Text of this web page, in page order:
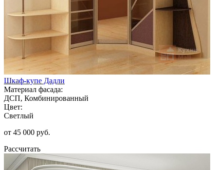
Шкаф-купе Дадли
Материал фасада:
ДСП, Комбинированный
Цвет:
Светлый
от 45 000 руб.
Рассчитать